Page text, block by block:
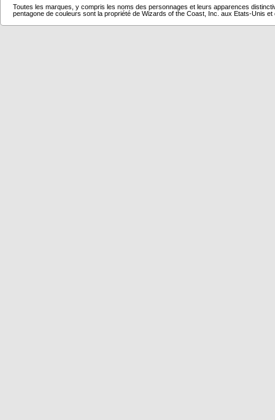
Toutes les marques, y compris les noms des personnages et leurs apparences
pentagone de couleurs sont la propriété de Wizards of the Coast, Inc. aux Etats-Unis